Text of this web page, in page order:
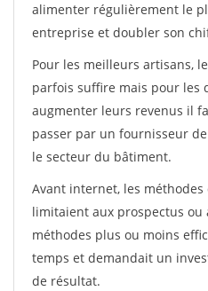
alimenter régulièrement le
entreprise et doubler son
Pour les meilleurs artisans,
parfois suffire mais pour les
augmenter leurs revenus il
passer par un fournisseur
le secteur du bâtiment.
Avant internet, les
limitaient aux prospectus ou
méthodes plus ou moins
temps et demandait un
de résultat.